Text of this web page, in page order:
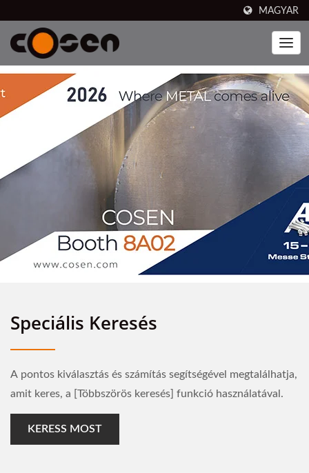
MAGYAR
Speciális Keresés
A pontos kiválasztás és számítás segítségével megtalálhatja,
amit keres, a [Többszörös keresés] funkció használatával.
KERESS MOST